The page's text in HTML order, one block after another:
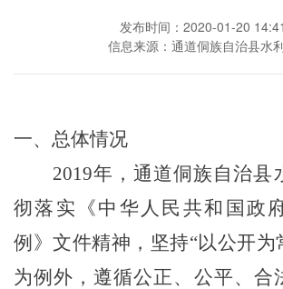
发布时间：2020-01-20 14:41
信息来源：通道侗族自治县水
一、总体情况
2019年， 通道侗族自治县
彻落实《中华人民共和国政
例》文件精神，坚持“以公开为
为例外，遵循公正、公平、合